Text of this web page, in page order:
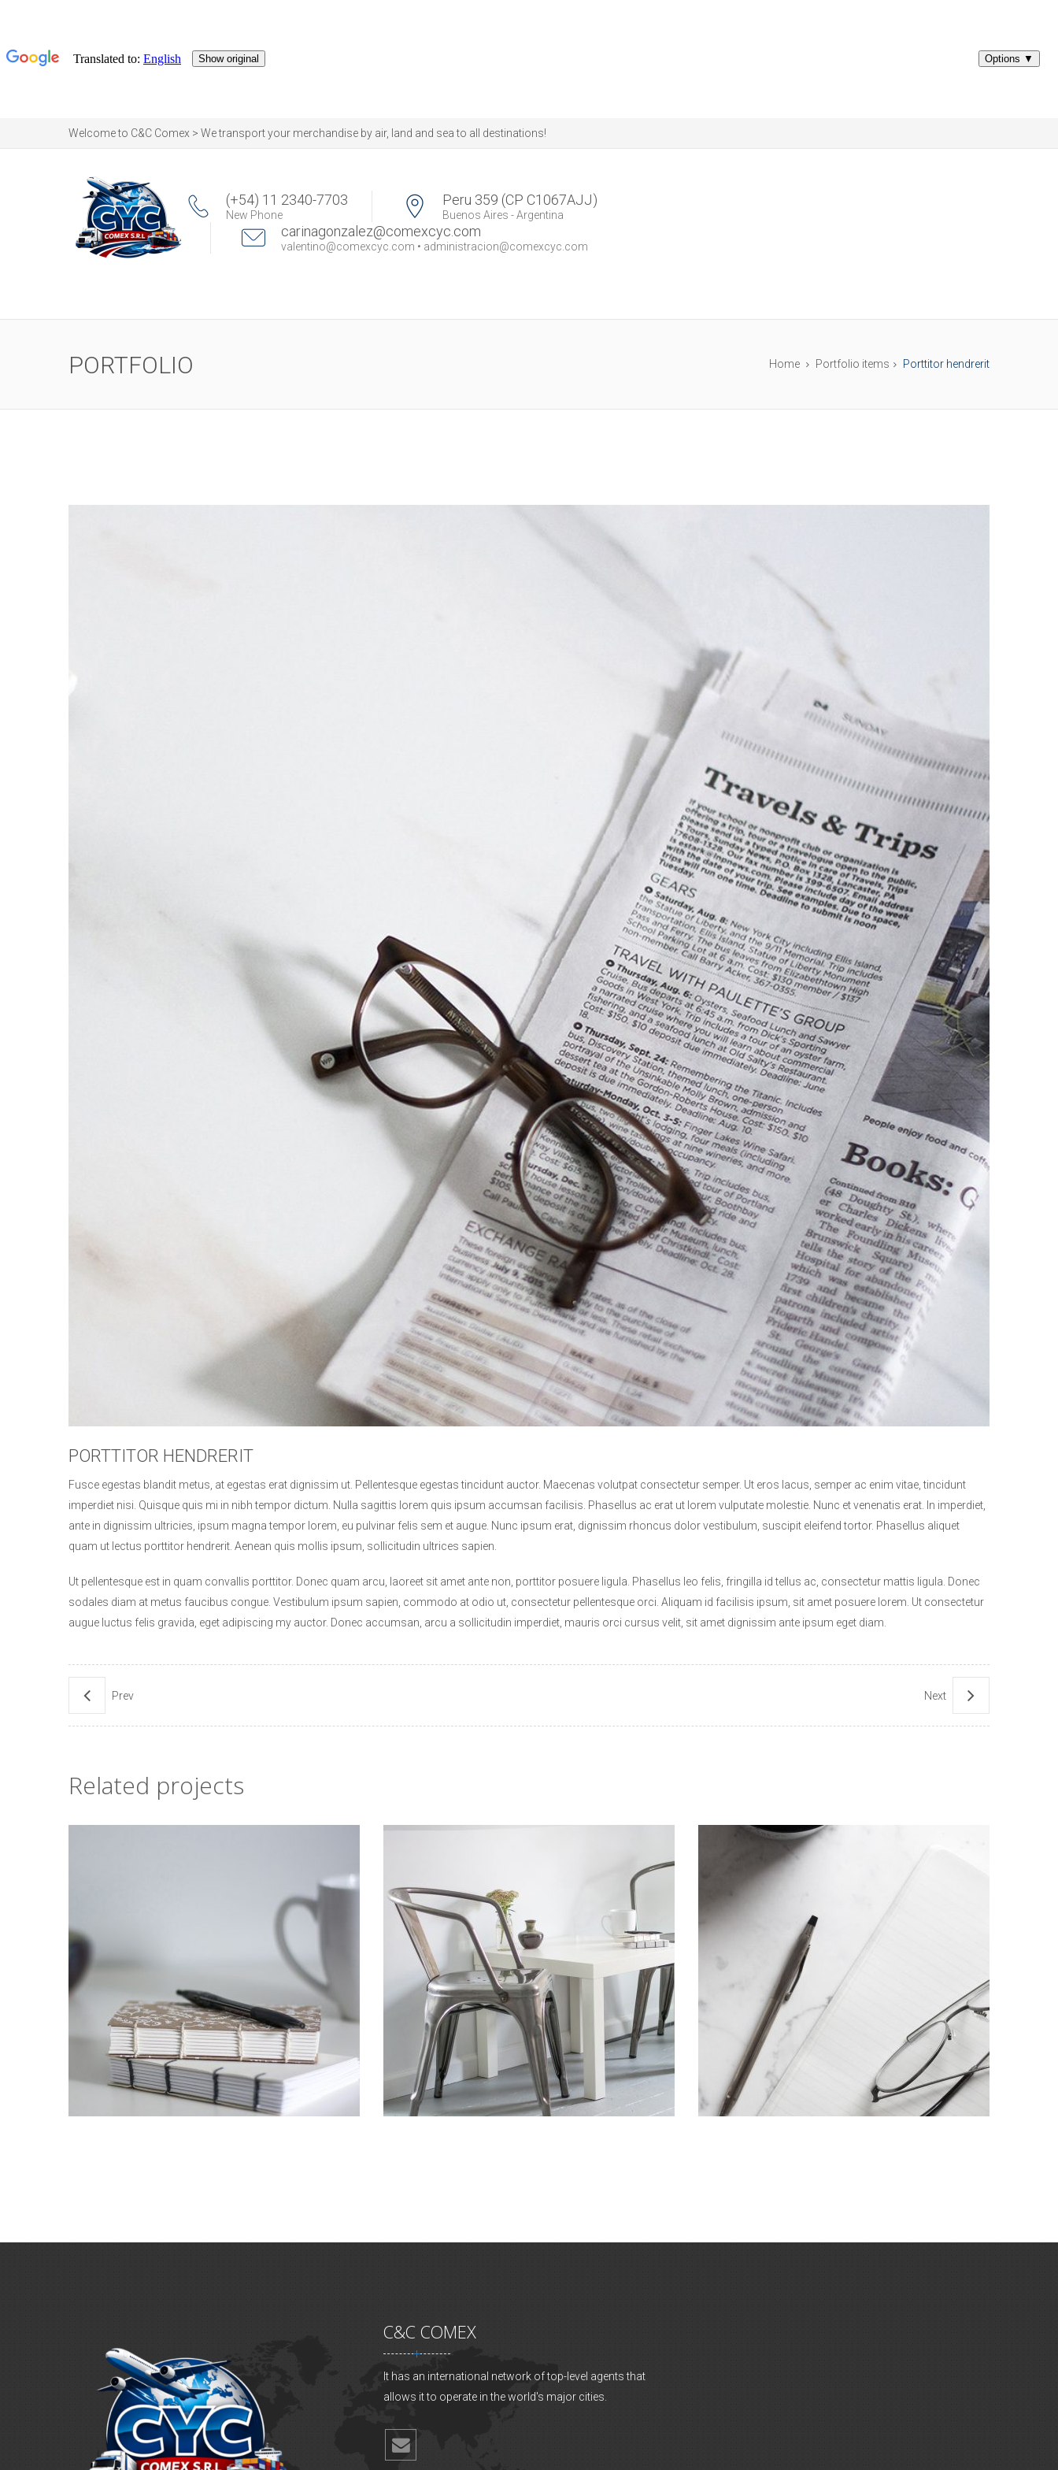
Welcome to C&C Comex > We transport your merchandise by air, land and sea to all destinations!
(+54) 11 2340-7703
New Phone
Peru 359 (CP C1067AJJ)
Buenos Aires - Argentina
carinagonzalez@comexcyc.com
valentino@comexcyc.com • administracion@comexcyc.com
PORTFOLIO Home Portfolio items Porttitor hendrerit
PORTTITOR HENDRERIT
Fusce egestas blandit metus, at egestas erat dignissim ut. Pellentesque egestas tincidunt auctor. Maecenas volutpat consectetur semper. Ut eros lacus, semper ac enim vitae, tincidunt
imperdiet nisi. Quisque quis mi in nibh tempor dictum. Nulla sagittis lorem quis ipsum accumsan facilisis. Phasellus ac erat ut lorem vulputate molestie. Nunc et venenatis erat. In imperdiet,
ante in dignissim ultricies, ipsum magna tempor lorem, eu pulvinar felis sem et augue. Nunc ipsum erat, dignissim rhoncus dolor vestibulum, suscipit eleifend tortor. Phasellus aliquet
quam ut lectus porttitor hendrerit. Aenean quis mollis ipsum, sollicitudin ultrices sapien.
Ut pellentesque est in quam convallis porttitor. Donec quam arcu, laoreet sit amet ante non, porttitor posuere ligula. Phasellus leo felis, fringilla id tellus ac, consectetur mattis ligula. Donec
sodales diam at metus faucibus congue. Vestibulum ipsum sapien, commodo at odio ut, consectetur pellentesque orci. Aliquam id facilisis ipsum, sit amet posuere lorem. Ut consectetur
augue luctus felis gravida, eget adipiscing my auctor. Donec accumsan, arcu a sollicitudin imperdiet, mauris orci cursus velit, sit amet dignissim ante ipsum eget diam.
Prev Next
Related projects
DGNISSIM EGESTAS
Nunc et venenatis erat. In imperdiet, ante in dignissim
ultricies, ips
FUSCE EGESTAS
Pellentesque est in quam convallis porttitor. Donec quam
arcu, laoreet
AENEAN QUIS
Ut pellentesque est in quam convallis porttitor. Donec
C&C COMEX
It has an international network of top-level agents that
allows it to operate in the world's major cities.